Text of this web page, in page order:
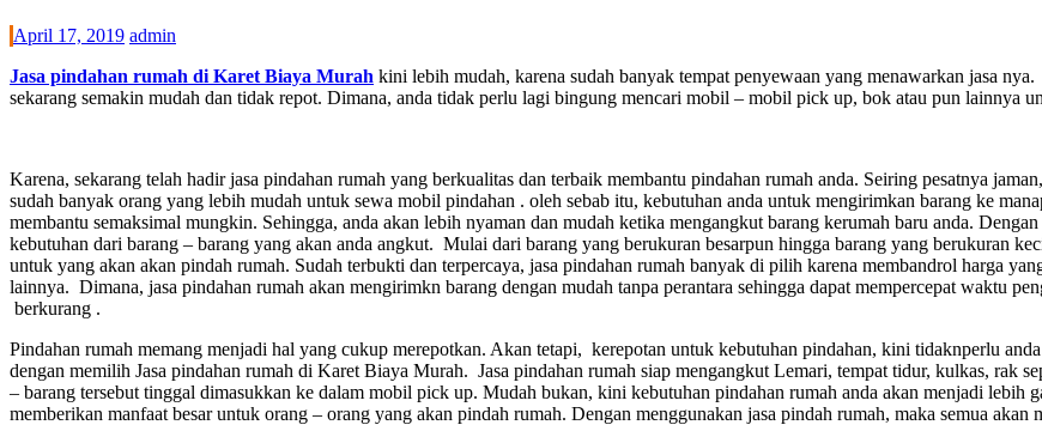
April 17, 2019 admin
Jasa pindahan rumah di Karet Biaya Murah kini lebih mudah, karena sudah banyak tempat penyewaan yang menawarkan jasa
sekarang semakin mudah dan tidak repot. Dimana, anda tidak perlu lagi bingung mencari mobil – mobil pick up, bok atau pun lainnya
Karena, sekarang telah hadir jasa pindahan rumah yang berkualitas dan terbaik membantu pindahan rumah anda. Seiring pesatnya
sudah banyak orang yang lebih mudah untuk sewa mobil pindahan . oleh sebab itu, kebutuhan anda untuk mengirimkan barang ke
membantu semaksimal mungkin. Sehingga, anda akan lebih nyaman dan mudah ketika mengangkut barang kerumah baru anda.
kebutuhan dari barang – barang yang akan anda angkut. Mulai dari barang yang berukuran besarpun hingga barang yang berukuran
untuk yang akan akan pindah rumah. Sudah terbukti dan terpercaya, jasa pindahan rumah banyak di pilih karena membandrol harga
lainnya. Dimana, jasa pindahan rumah akan mengirimkn barang dengan mudah tanpa perantara sehingga dapat mempercepat waktu
berkurang .
Pindahan rumah memang menjadi hal yang cukup merepotkan. Akan tetapi, kerepotan untuk kebutuhan pindahan, kini tidaknperlu
dengan memilih Jasa pindahan rumah di Karet Biaya Murah. Jasa pindahan rumah siap mengangkut Lemari, tempat tidur, kulkas, rak
– barang tersebut tinggal dimasukkan ke dalam mobil pick up. Mudah bukan, kini kebutuhan pindahan rumah anda akan menjadi lebih
memberikan manfaat besar untuk orang – orang yang akan pindah rumah. Dengan menggunakan jasa pindah rumah, maka semua akan